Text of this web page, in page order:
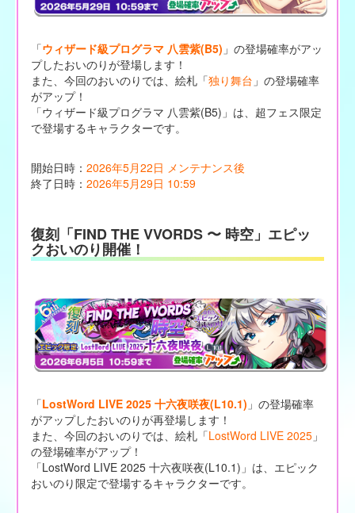
「ウィザード級プログラマ 八雲紫(B5) 」の登場確率がアッ
プしたおいのりが登場します！
また、今回のおいのりでは、絵札「独り舞台 」の登場確率
がアップ！
「ウィザード級プログラマ 八雲紫(B5)」は、超フェス限定
で登場するキャラクターです。
開始日時： 2026年5月22日 メンテナンス後
終了日時： 2026年5月29日 10:59
復刻「FIND THE VVORDS 〜 時空」エピッ
クおいのり開催！
「LostWord LIVE 2025 十六夜咲夜(L10.1) 」の登場確率
がアップしたおいのりが再登場します！
また、今回のおいのりでは、絵札「LostWord LIVE 2025」
の登場確率がアップ！
「LostWord LIVE 2025 十六夜咲夜(L10.1)」は、エピック
おいのり限定で登場するキャラクターです。